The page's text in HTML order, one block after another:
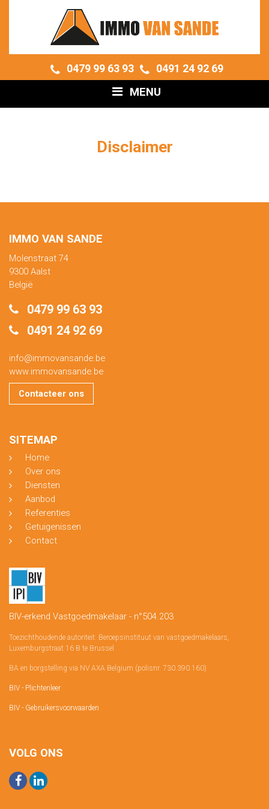
0479 99 63 93 0491 24 92 69
MENU
Disclaimer
IMMO VAN SANDE
Molenstraat 74
9300 Aalst
België
0479 99 63 93
0491 24 92 69
info@immovansande.be
www.immovansande.be
Contacteer ons
SITEMAP
Home
Over ons
Diensten
Aanbod
Referenties
Getuigenissen
Contact
BIV-erkend Vastgoedmakelaar - n°504.203
Toezichthoudende autoriteit: Beroepsinstituut van vastgoedmakelaars,
Luxemburgstraat 16 B te Brussel
BA en borgstelling via NV AXA Belgium (polisnr. 730.390.160)
BIV - Plichtenleer
BIV - Gebruikersvoorwaarden
VOLG ONS